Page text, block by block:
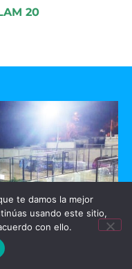
20
te damos la mejor
usando este sitio,
con ello.